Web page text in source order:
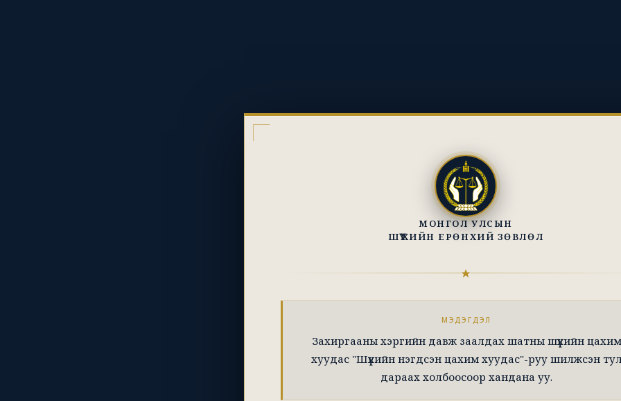
МОНГОЛ УЛСЫН
ШҮҮХИЙН ЕРӨНХИЙ ЗӨВЛӨЛ
МЭДЭГДЭЛ
Захиргааны хэргийн давж заалдах шатны шүүхийн цахим
хуудас "Шүүхийн нэгдсэн цахим хуудас"-руу шилжсэн
дараах холбоосоор хандана уу.